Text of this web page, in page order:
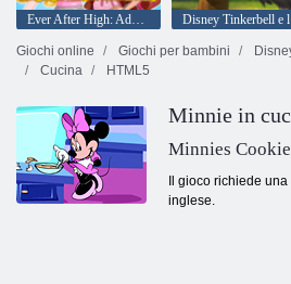
Disney
Giochi online
Giochi per bambini
Cucina
HTML5
Minnie in
Minnies
Il gioco richiede
inglese.